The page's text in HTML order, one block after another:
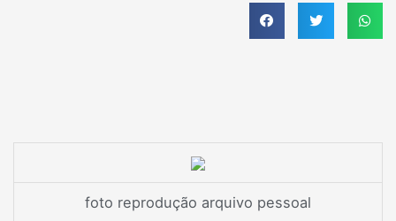
foto reprodução arquivo pessoal